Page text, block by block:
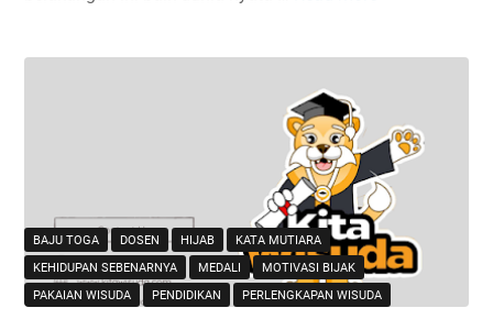
u
u
k
u
n
l
o
l
a
K
o
a
BAJU TOGA DOSEN HIJAB
KATA MUTIARA
KEHIDUPAN SEBENARNYA
MEDALI
MOTIVASI BIJAK
PAKAIAN WISUDA
PENDIDIKAN PERLENGKAPAN WISUDA